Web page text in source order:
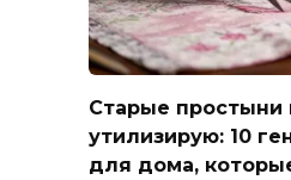
Старые
утилизирую: 10
для дома,